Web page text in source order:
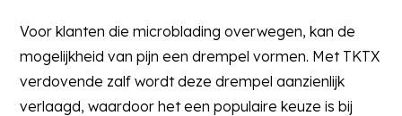
Voor klanten die microblading overwegen, kan de
mogelijkheid van pijn een drempel vormen. Met TKTX
verdovende zalf wordt deze drempel aanzienlijk
verlaagd, waardoor het een populaire keuze is bij